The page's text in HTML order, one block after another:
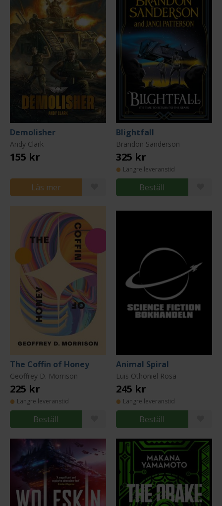
Demolisher
Andy Clark
155 kr
Läs mer
Blightfall
Brandon Sanderson
325 kr
Längre leveranstid
Beställ
The Coffin of Honey
Geoffrey D. Morrison
225 kr
Längre leveranstid
Beställ
Animal Spiral
Luis Othoniel Rosa
245 kr
Längre leveranstid
Beställ